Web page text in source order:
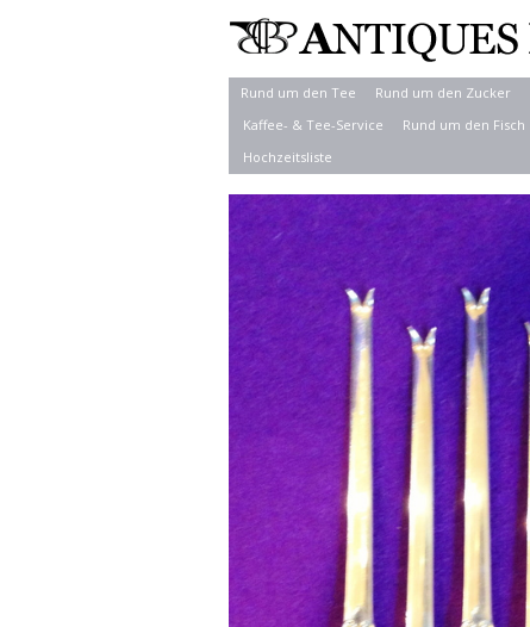
Rund um den Tee Rund um den Zucker
Kaffee- & Tee-Service
Rund um den Fisch
Hochzeitsliste